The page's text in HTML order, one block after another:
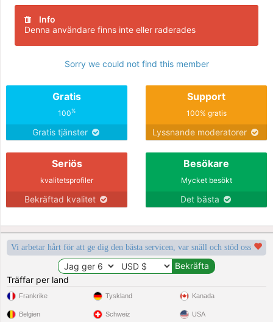
Info
Denna användare finns inte eller raderades
Sorry we could not find this member
Gratis
100%
Gratis tjänster
Support
100% gratis
Lyssnande moderatorer
Seriös
kvalitetsprofiler
Bekräftad kvalitet
Besökare
Mycket besökt
Det bästa
Vi arbetar hårt för att ge dig den bästa servicen, var snäll och stöd oss
Träffar per land
Frankrike
Belgien
Tyskland
Schweiz
Kanada
USA